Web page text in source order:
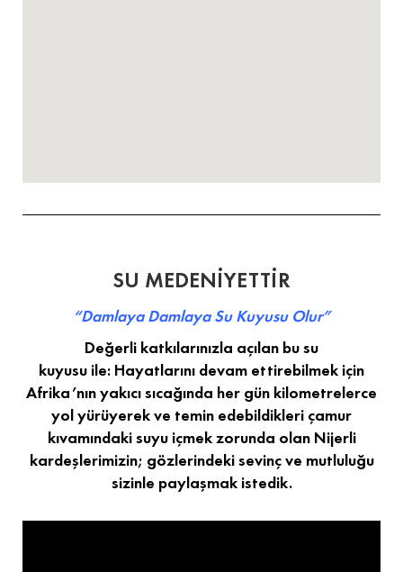
SU MEDENİYETTİR
“Damlaya Damlaya Su Kuyusu Olur”
Değerli katkılarınızla açılan bu su
kuyusu ile: Hayatlarını devam ettirebilmek için
Afrika’nın yakıcı sıcağında her gün kilometrelerce
yol yürüyerek ve temin edebildikleri çamur
kıvamındaki suyu içmek zorunda olan Nijerli
kardeşlerimizin; gözlerindeki sevinç ve mutluluğu
sizinle paylaşmak istedik.